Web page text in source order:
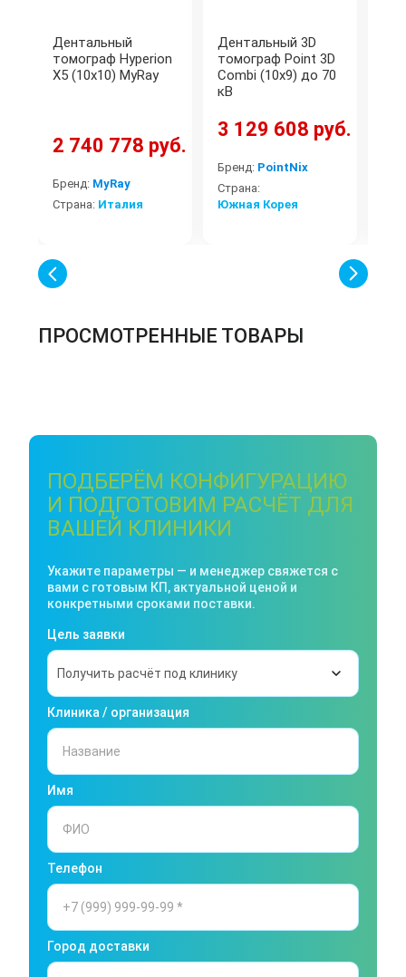
Дентальный
томограф Hyperion
X5 (10x10) MyRay
2 740 778 руб.
Бренд: MyRay
Страна: Италия
Дентальный 3D
томограф Point 3D
Combi (10x9) до 70
кВ
3 129 608 руб.
Бренд: PointNix
Страна:
Южная Корея
ПРОСМОТРЕННЫЕ ТОВАРЫ
ПОДБЕРЁМ КОНФИГУРАЦИЮ
И ПОДГОТОВИМ РАСЧЁТ ДЛЯ
ВАШЕЙ КЛИНИКИ
Укажите параметры — и менеджер свяжется с
вами с готовым КП, актуальной ценой и
конкретными сроками поставки.
Цель заявки
Клиника / организация
Имя
Телефон
Город доставки